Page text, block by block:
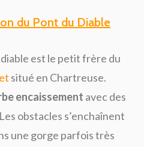
du Pont du Diable
est le petit frère du
situé en Chartreuse.
encaissement avec des
obstacles s’enchaînent
une gorge parfois très